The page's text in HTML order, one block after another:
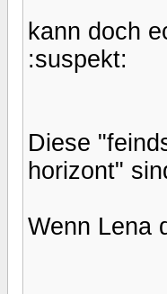
kann doch
:suspekt:
Diese
horizont"
Wenn Lena